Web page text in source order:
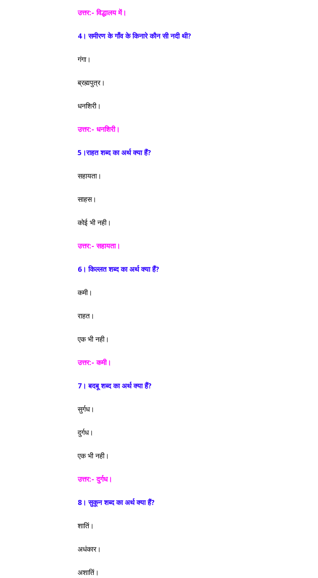
उत्तर:- विद्धालय में।
4। समीरण के गाँव के किनारे कौन सी नदी थी?
गंगा।
ब्रह्मपुत्र।
धनशिरी।
उत्तर:- धनशिरी।
5।राहत शब्द का अर्थ क्या हैं?
सहायता।
साहस।
कोई भी नही।
उत्तर:- सहायता।
6। किल्लत शब्द का अर्थ क्या हैं?
कमी।
राहत।
एक भी नही।
उत्तर:- कमी।
7। बदबू शब्द का अर्थ क्या हैं?
सुर्गध।
दुर्गध।
एक भी नही।
उत्तर:- दुर्गध।
8। सुकून शब्द का अर्थ क्या हैं?
शातिं।
अधंकार।
अशातिं।